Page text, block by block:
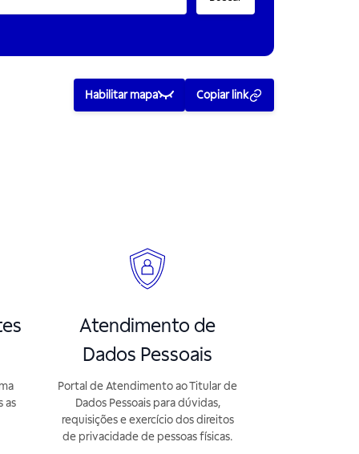
Habilitar mapa Copiar link
as
Atendimento de
Dados Pessoais
Portal de Atendimento ao Titular de
Dados Pessoais para dúvidas,
requisições e exercício dos direitos
de privacidade de pessoas físicas.